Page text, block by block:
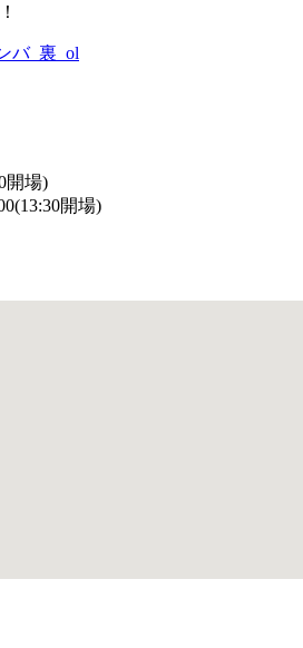
開場)
開場)